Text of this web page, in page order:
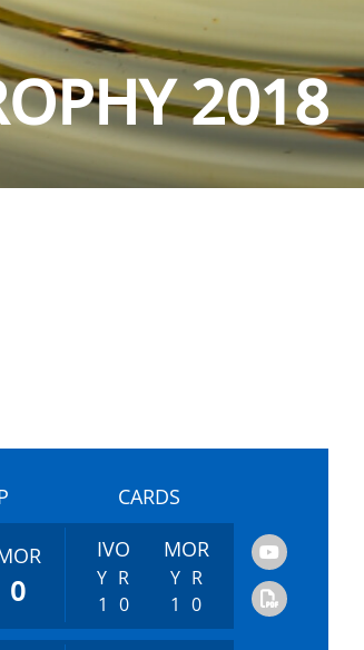
2018
CARDS
0
IVO MOR
Y R
1 0
Y R
1 0